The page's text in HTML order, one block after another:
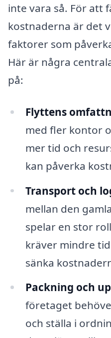
inte vara så. För att
kostnaderna är det
faktorer som
Här är några
på:
Flyttens
med fler kontor
mer tid och
kan påverka
Transport och
mellan den
spelar en stor
kräver mindre
sänka
Packning och
företaget
och ställa i